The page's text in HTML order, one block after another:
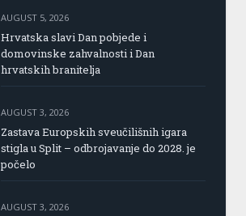
AUGUST 5, 2026
Hrvatska slavi Dan pobjede i
domovinske zahvalnosti i Dan
hrvatskih branitelja
AUGUST 3, 2026
Zastava Europskih sveučilišnih igara
stigla u Split – odbrojavanje do 2028. je
počelo
AUGUST 3, 2026